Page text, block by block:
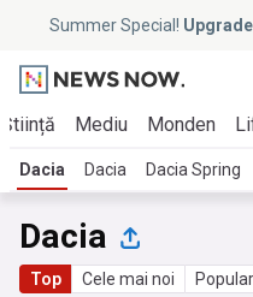
Summer Special!
Știință Mediu Monden
Dacia Dacia Dacia Spring
Dacia
Top Cele mai noi